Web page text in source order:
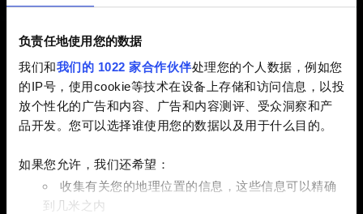
负责任地使用您的数据
我们和我们的 1022 家合作伙伴处理您的个人数据，例如您
的IP号，使用cookie等技术在设备上存储和访问信息，以投
放个性化的广告和内容、广告和内容测评、受众洞察和产
品开发。您可以选择谁使用您的数据以及用于什么目的。
如果您允许，我们还希望：
收集有关您的地理位置的信息，这些信息可以精确
到几米之内
3》语言包。请注意，语言包必须和您的所属地区以及游
戏版本匹配才能生效。
如果希望我们检查您的游戏卡带所属地区，请提供卡带代
码。代码在卡带盒背面、条形码上方和游戏卡带上均有标
注（例如 HAC-P-AURVL）。
联。